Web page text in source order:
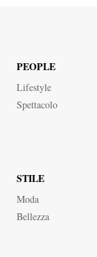
PEOPLE
Lifestyle
Spettacolo
STILE
Moda
Bellezza